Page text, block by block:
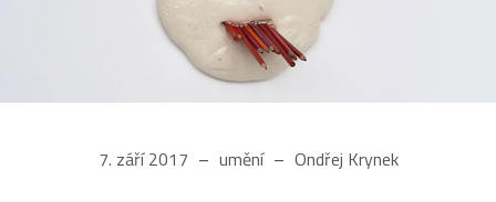
7. září 2017 umění Ondřej Krynek